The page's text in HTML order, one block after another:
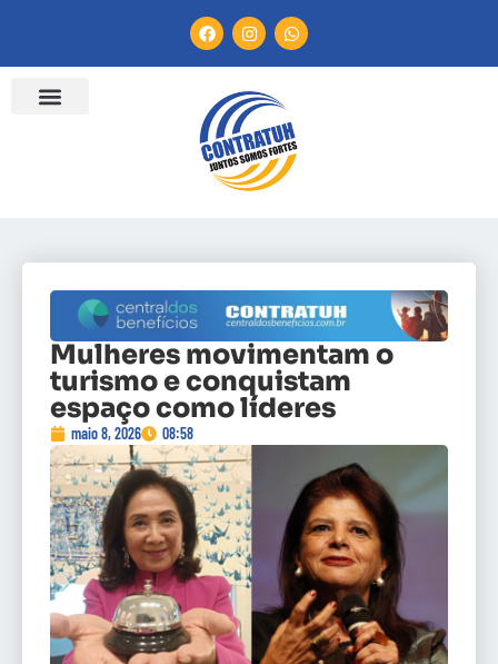
Mulheres movimentam o
turismo e conquistam
espaço como líderes
maio 8, 2026 08:58